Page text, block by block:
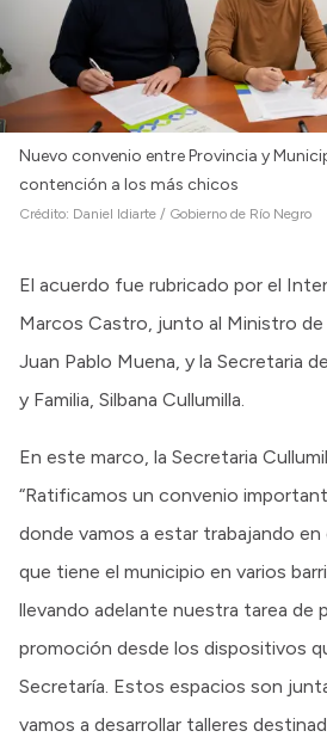
Nuevo convenio entre Provincia y
contención a los más chicos
Crédito: Daniel Idiarte / Gobierno de Río Negro
El acuerdo fue rubricado por el
Marcos Castro, junto al Ministro de
Juan Pablo Muena, y la Secretaria
y Familia, Silbana Cullumilla.
En este marco, la Secretaria
“Ratificamos un convenio
donde vamos a estar trabajando
que tiene el municipio en varios
llevando adelante nuestra tarea de
promoción desde los dispositivos
Secretaría. Estos espacios son
vamos a desarrollar talleres